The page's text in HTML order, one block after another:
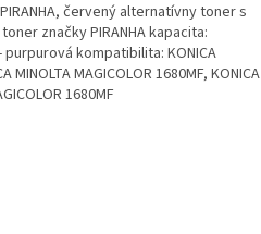
červený alternatívny toner s
značky PIRANHA kapacita:
kompatibilita: KONICA
MINOLTA MAGICOLOR 1680MF, KONICA
1680MF